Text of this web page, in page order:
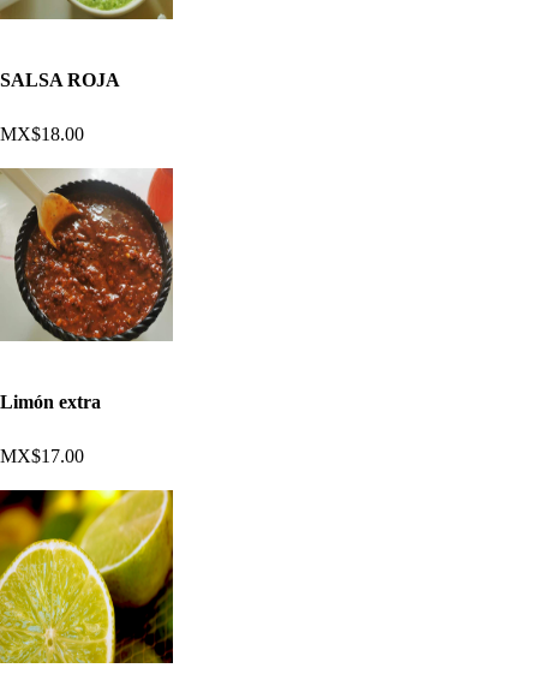
SALSA ROJA
MX$18.00
Limón extra
MX$17.00